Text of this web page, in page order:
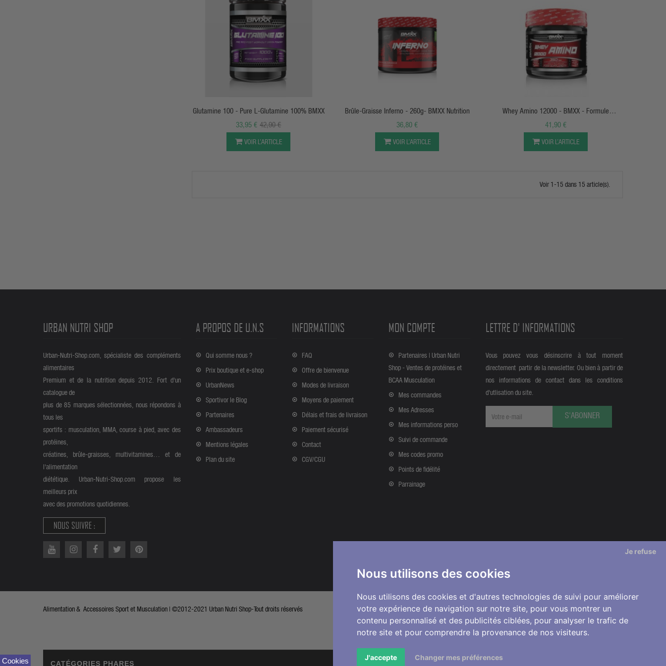
Nous utilisons des cookies
Nous utilisons des cookies et d'autres technologies de suivi pour améliorer
votre expérience de navigation sur notre site, pour vous montrer un
contenu personnalisé et des publicités ciblées, pour analyser le trafic de
notre site et pour comprendre la provenance de nos visiteurs.
J'accepte
Je refuse
Changer mes préférences
Cookies
Glutamine 100 - Pure L-Glutamine 100% BMXX
42,90 €
33,95 €
VOIR L’ARTICLE
Brûle-Graisse Inferno - 260g- BMXX Nutrition
36,80 €
VOIR L’ARTICLE
Whey Amino 12000 - BMXX - Formule
Protéinée À Absorption Rapide
41,90 €
VOIR L’ARTICLE
Voir 1-15 dans 15 article(s).
URBAN NUTRI SHOP
Urban-Nutri-Shop.com, spécialiste des compléments
alimentaires
Premium et de la nutrition depuis 2012. Fort d'un
catalogue de
plus de 85 marques sélectionnées, nous répondons à
tous les
sportifs : musculation, MMA, course à pied, avec des
protéines,
créatines, brûle-graisses, multivitamines… et de
l'alimentation
diététique. Urban-Nutri-Shop.com propose les
meilleurs prix
avec des promotions quotidiennes.
NOUS SUIVRE :
A PROPOS DE U.N.S
Qui somme nous ?
Prix boutique et e-shop
UrbanNews
Sportivor le Blog
Partenaires
Ambassadeurs
Mentions légales
Plan du site
INFORMATIONS
FAQ
Offre de bienvenue
Modes de livraison
Moyens de paiement
Délais et frais de livraison
Paiement sécurisé
Contact
CGV/CGU
MON COMPTE
Partenaires | Urban Nutri
Shop - Ventes de protéines et
BCAA Musculation
Mes commandes
Mes Adresses
Mes informations perso
Suivi de commande
Mes codes promo
Points de fidélité
Parrainage
LETTRE D' INFORMATIONS
Vous pouvez vous désinscrire à tout moment
directement partir de la newsletter. Ou bien à partir de
nos informations de contact dans les conditions
d'utlisation du site.
S'ABONNER
Alimentation & Accessoires Sport et Musculation | ©2012-2021 Urban Nutri Shop-Tout droits réservés
CATÉGORIES PHARES